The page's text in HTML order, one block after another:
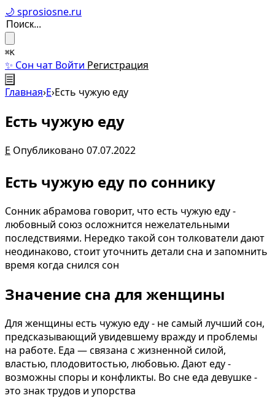
🌙 sprosiosne.ru
⌘K
✨ Сон чат Войти Регистрация
☰
Главная›Е›Есть чужую еду
Есть чужую еду
Е Опубликовано 07.07.2022
Есть чужую еду по соннику
Сонник абрамова говорит, что есть чужую еду -
любовный союз осложнится нежелательными
последствиями. Нередко такой сон толкователи дают
неодинаково, стоит уточнить детали сна и запомнить
время когда снился сон
Значение сна для женщины
Для женщины есть чужую еду - не самый лучший сон,
предсказывающий увидевшему вpaжду и проблемы
на работе. Еда — связана с жизненной силой,
властью, плодовитостью, любовью. Дают еду -
возможны споры и конфликты. Во сне еда девушке -
это знак трудов и упорства